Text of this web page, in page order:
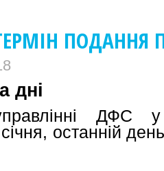
ПОДАННЯ
дні
ДФС у
останній